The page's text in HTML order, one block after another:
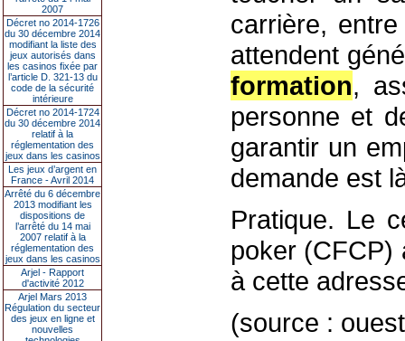
2007
Décret no 2014-1726
du 30 décembre 2014
modifiant la liste des
jeux autorisés dans
les casinos fixée par
l’article D. 321-13 du
code de la sécurité
intérieure
Décret no 2014-1724
du 30 décembre 2014
relatif à la
réglementation des
jeux dans les casinos
Les jeux d’argent en
France - Avril 2014
Arrêté du 6 décembre
2013 modifiant les
dispositions de
l’arrêté du 14 mai
2007 relatif à la
réglementation des
jeux dans les casinos
Arjel - Rapport
d'activité 2012
Arjel Mars 2013
Régulation du secteur
des jeux en ligne et
nouvelles
carrière,
attendent
formation,
personne et
garantir un
demande est
Pratique. Le
poker (CFCP)
à cette
(source :